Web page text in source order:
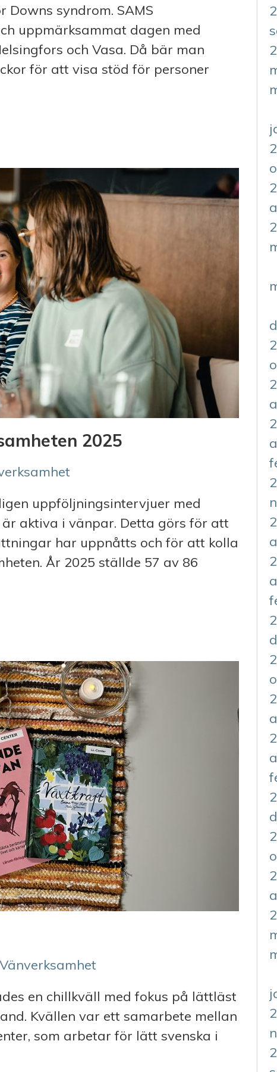
Downs syndrom. SAMS
uppmärksammat dagen med
och Vasa. Då bär man
för att visa stöd för personer
SOCKORNA!
2025
uppföljningsintervjuer med
aktiva i vänpar. Detta görs för att
har uppnåtts och för att kolla
År 2025 ställde 57 av 86
2025
Vänverksamhet
en chillkväll med fokus på lättläst
Kvällen var ett samarbete mellan
som arbetar för lätt svenska i